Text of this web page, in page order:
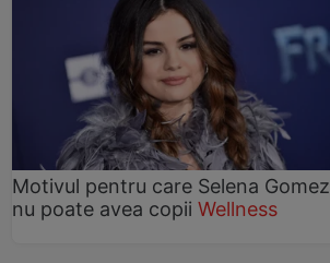
Motivul pentru care Selena Gomez
nu poate avea copii Wellness